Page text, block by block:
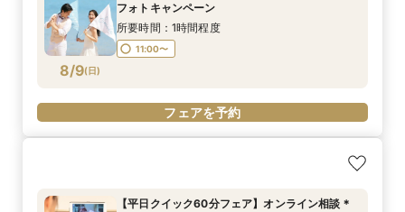
8/9(日)
フォトキャンペーン
所要時間：1時間程度
11:00〜
フェアを予約
【平日クイック60分フェア】オンライン相談＊